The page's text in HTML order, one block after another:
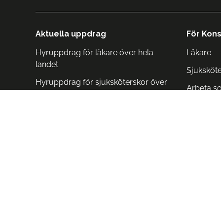
Aktuella uppdrag
Hyruppdrag för läkare över hela
landet
Hyruppdrag för sjuksköterskor över
För
Läkare
Arbeta